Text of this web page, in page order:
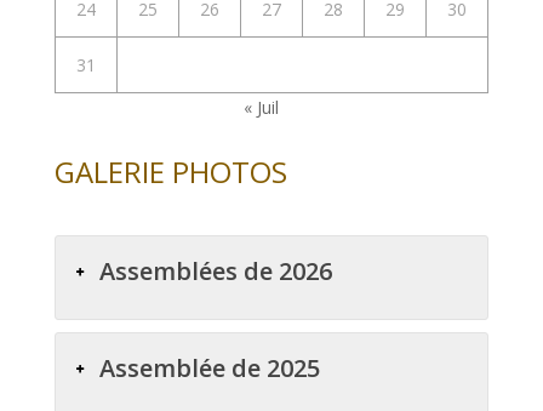
24 25 26 27 28 29 30
31
« Juil
GALERIE PHOTOS
Assemblées de 2026
Assemblée de 2025